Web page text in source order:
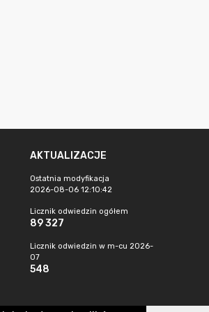
AKTUALIZACJE
Ostatnia modyfikacja
2026-08-06 12:10:42
Licznik odwiedzin ogółem
89 327
Licznik odwiedzin w m-cu 2026-
07
548